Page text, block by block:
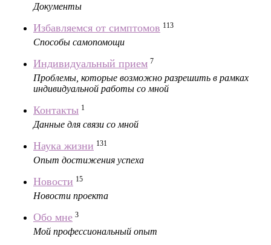
Документы
Избавляемся от симптомов 113
Способы самопомощи
Индивидуальный прием 7
Проблемы, которые возможно разрешить в рамках
индивидуальной работы со мной
Контакты 1
Данные для связи со мной
Наука жизни 131
Опыт достижения успеха
Новости 15
Новости проекта
Обо мне 3
Мой профессиональный опыт